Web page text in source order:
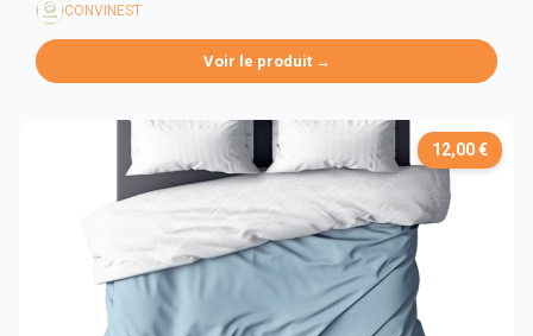
CONVINEST
Voir le produit →
12,00 €